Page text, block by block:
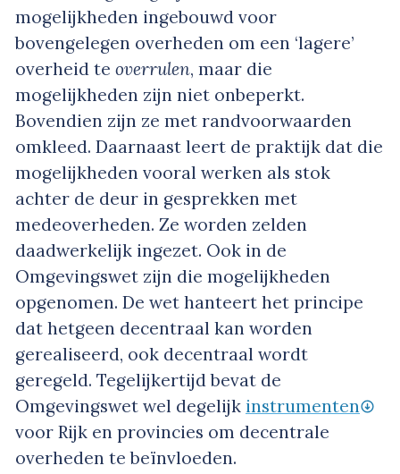
mogelijkheden ingebouwd voor
bovengelegen overheden om een ‘lagere’
overheid te overrulen, maar die
mogelijkheden zijn niet onbeperkt.
Bovendien zijn ze met randvoorwaarden
omkleed. Daarnaast leert de praktijk dat die
mogelijkheden vooral werken als stok
achter de deur in gesprekken met
medeoverheden. Ze worden zelden
daadwerkelijk ingezet. Ook in de
Omgevingswet zijn die mogelijkheden
opgenomen. De wet hanteert het principe
dat hetgeen decentraal kan worden
gerealiseerd, ook decentraal wordt
geregeld. Tegelijkertijd bevat de
Omgevingswet wel degelijk instrumenten
voor Rijk en provincies om decentrale
overheden te beïnvloeden.